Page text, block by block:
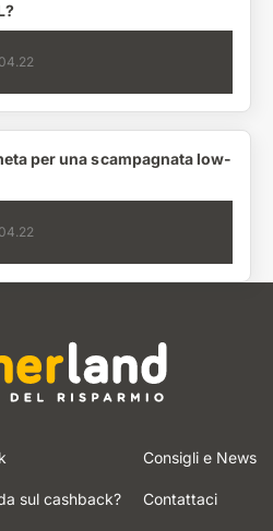
per una scampagnata low-
sul cashback?
Consigli e News
Contattaci